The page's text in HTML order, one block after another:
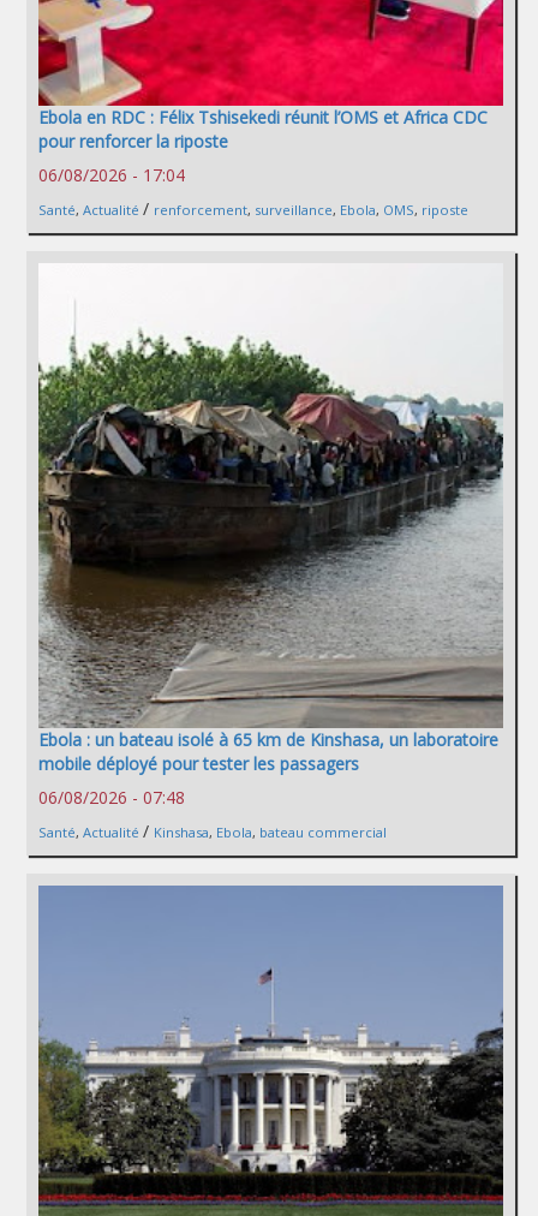
Ebola en RDC : Félix Tshisekedi réunit l’OMS et Africa CDC
pour renforcer la riposte
06/08/2026 - 17:04
Santé, Actualité / renforcement, surveillance, Ebola, OMS, riposte
Ebola : un bateau isolé à 65 km de Kinshasa, un laboratoire
mobile déployé pour tester les passagers
06/08/2026 - 07:48
Santé, Actualité / Kinshasa, Ebola, bateau commercial